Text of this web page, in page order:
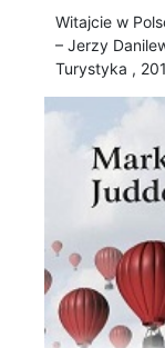
Witajcie w
– Jerzy
Turystyka ,